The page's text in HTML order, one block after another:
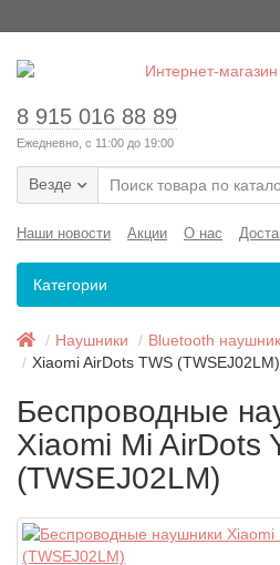
8 915 016 88 89
Ежедневно, с 11:00 до 19:00
Везде
Наши новости Акции О нас
Категории
Наушники
Bluetooth
Xiaomi AirDots TWS
Беспроводные
Xiaomi Mi AirDots
(TWSEJ02LM)